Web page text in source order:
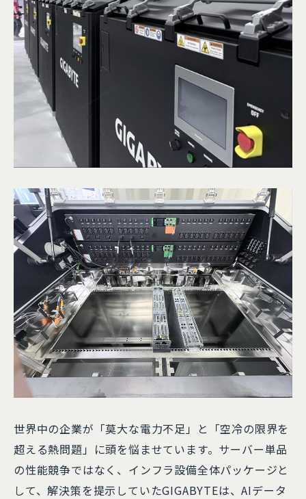
世界中の企業が「莫大な電力不足」と「空冷の限界を
超える熱問題」に頭を悩ませています。サーバー単品
の性能競争ではなく、インフラ設備全体パッケージと
して、解決策を提示していたGIGABYTEは、AIデータ